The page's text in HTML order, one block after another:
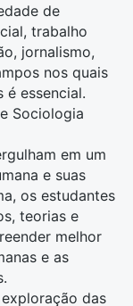
de
trabalho
jornalismo,
nos quais
é essencial.
Sociologia
em um
e suas
os estudantes
teorias e
melhor
e as
das